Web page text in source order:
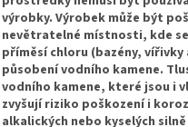
výrobky. Výrobek může být
nevětratelné místnosti, kde
příměsí chloru (bazény, vířivky
působení vodního kamene.
vodního kamene, které jsou i
zvyšují riziko poškození i
alkalických nebo kyselých silně